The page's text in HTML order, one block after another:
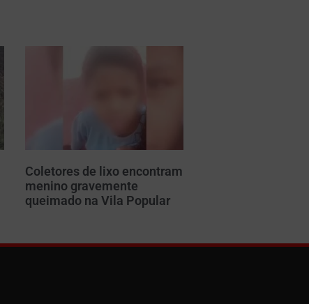
Coletores de lixo encontram
menino gravemente
queimado na Vila Popular